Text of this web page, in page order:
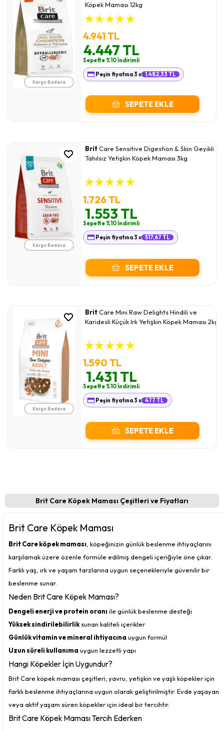
Kargo Bedava
Köpek Maması 12kg
★★★★★
4.941 TL
4.447 TL
Sepette %10 İndirimli
Peşin fiyatına 3 x 1.482,33 TL
SEPETE EKLE
Kargo Bedava
BritCare Sensitive Digestion & Skin Geyikli
Tahılsız Yetişkin Köpek Maması 3kg
★★★★★
1.726 TL
1.553 TL
Sepette %10 İndirimli
Peşin fiyatına 3 x 517,67 TL
SEPETE EKLE
Kargo Bedava
BritCare Mini Raw Delights Hindili ve
Karidesli Küçük Irk Yetişkin Köpek Maması 2kg
★★★★★
1.590 TL
1.431 TL
Sepette %10 İndirimli
Peşin fiyatına 3 x 477 TL
SEPETE EKLE
Brit Care Köpek Maması Çeşitleri ve Fiyatları
Brit Care Köpek Maması
Brit Care köpek maması , köpeğinizin günlük beslenme ihtiyaçlarını
karşılamak üzere özenle formüle edilmiş dengeli içeriğiyle öne çıkar.
Farklı yaş, ırk ve yaşam tarzlarına uygun seçenekleriyle güvenilir bir
beslenme sunar.
Neden Brit Care Köpek Maması?
Dengeli enerji ve protein oranı ile günlük beslenme desteği
Yüksek sindirilebilirlik sunan kaliteli içerikler
Günlük vitamin ve mineral ihtiyacınauygun formül
Uzun süreli kullanımauygun lezzetli yapı
Hangi Köpekler İçin Uygundur?
Brit Care köpek maması çeşitleri; yavru, yetişkin ve yaşlı köpekler için
farklı beslenme ihtiyaçlarına uygun olarak geliştirilmiştir. Evde yaşayan
veya aktif yaşam süren köpekler için ideal bir tercihtir.
Brit Care Köpek Maması Tercih Ederken